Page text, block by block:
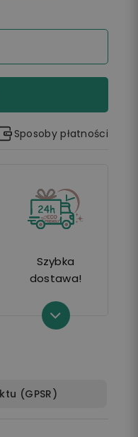
Sposoby płatności
Szybka
dostawa!
(GPSR)